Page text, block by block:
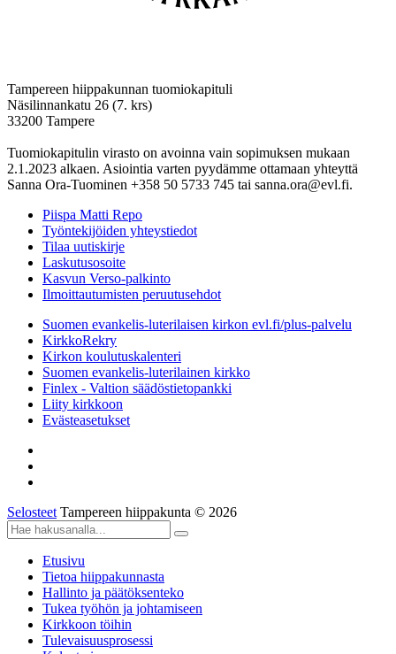
Tampereen hiippakunnan tuomiokapituli
Näsilinnankatu 26 (7. krs)
33200 Tampere
Tuomiokapitulin virasto on avoinna vain sopimuksen mukaan
2.1.2023 alkaen. Asiointia varten pyydämme ottamaan yhteyttä
Sanna Ora-Tuominen +358 50 5733 745 tai sanna.ora@evl.fi.
Piispa Matti Repo
Työntekijöiden yhteystiedot
Tilaa uutiskirje
Laskutusosoite
Kasvun Verso-palkinto
Ilmoittautumisten peruutusehdot
Suomen evankelis-luterilaisen kirkon evl.fi/plus-palvelu
KirkkoRekry
Kirkon koulutuskalenteri
Suomen evankelis-luterilainen kirkko
Finlex - Valtion säädöstietopankki
Liity kirkkoon
Evästeasetukset
Selosteet Tampereen hiippakunta © 2026
Etusivu
Tietoa hiippakunnasta
Hallinto ja päätöksenteko
Tukea työhön ja johtamiseen
Kirkkoon töihin
Tulevaisuusprosessi